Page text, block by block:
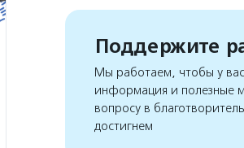
Поддержите
Мы работаем, чтобы у вас
информация и полезные
вопросу в
достигнем